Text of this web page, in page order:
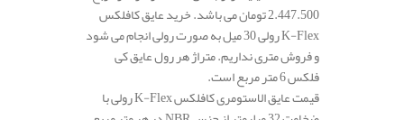
2.447.500 تومان می باشد. خرید عایق کافلکس
K-Flex رولی 30 میل به صورت رولی انجام می شود
و فروش متری نداریم. متراژ هر رول عایق کی
فلکس 6 متر مربع است.
قیمت عایق الاستومری کافلکس K-Flex رولی با